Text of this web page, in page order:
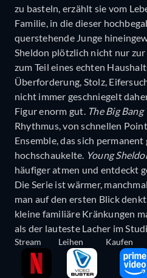
zu basteln, erzählt sie vom
Familie, in die dieser
querstehende Junge
Sheldon plötzlich nicht nur zur
zum Teil eines echten
Überforderung, Stolz,
nicht immer geschniegelt
Figur enorm gut. The Big
Rhythmus, von schnellen
Ensemble, das sich permanent
hochschaukelte. Young
häufiger atmen und entdeckt
Die Serie ist wärmer,
man auf den ersten Blick
kleine familiäre Kränkungen
als der lauteste Lacher im
Stream Leihen Kaufen